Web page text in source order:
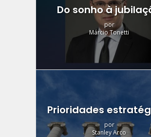
Do sonho à
por
Márcio Tonetti
Prioridades
por
Stanley Arco